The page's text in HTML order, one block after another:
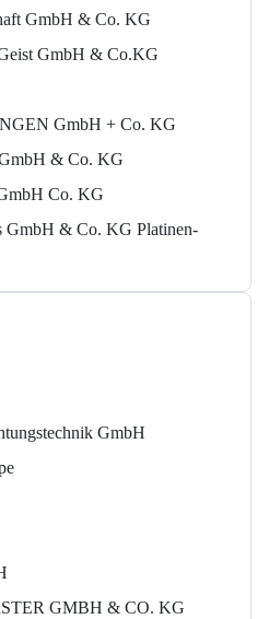
GmbH & Co. KG
GmbH & Co.KG
GmbH + Co. KG
& Co. KG
Co. KG
GmbH & Co. KG Platinen-
GmbH
GMBH & CO. KG